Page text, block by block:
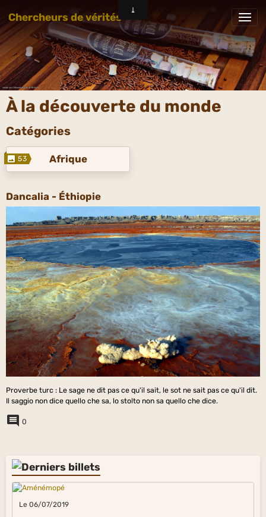
Chercheurs de vérités
À la découverte du monde
Catégories
53 Afrique
Dancalia - Éthiopie
Proverbe turc : Le sage ne dit pas ce qu'il sait, le sot ne sait pas ce qu'il dit.
Il saggio non dice quello che sa, lo stolto non sa quello che dice.
0
Le 06/07/2019